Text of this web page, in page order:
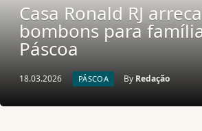
Casa Ronald RJ
bombons para
Páscoa
18.03.2026 PÁSCOA By Redação